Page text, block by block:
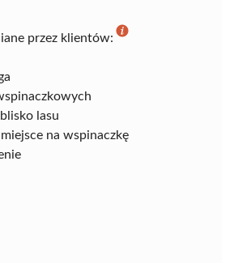
przez klientów:
lasu
na wspinaczkę